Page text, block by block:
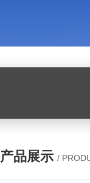
产品展示 /